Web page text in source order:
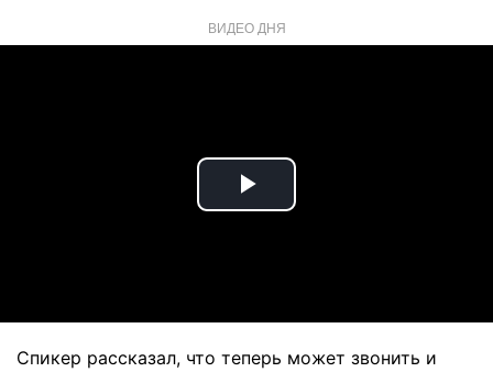
ВИДЕО ДНЯ
Play
Спикер рассказал, что теперь может звонить и